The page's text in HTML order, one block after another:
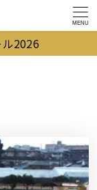
MENU
2026